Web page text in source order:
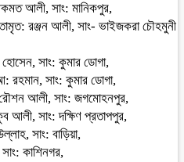
আলী, সাং: মানিকপুর,
রঞ্জন আলী, সাং- ভাইজকরা চৌহমুনী
সাং: কুমার ডোগা,
সাং: কুমার ডোগা,
আলী, সাং: জগমোহনপুর,
আলী, সাং: দক্ষিণ প্রতাপপুর,
সাং: বাড়িয়া,
কাশিনগর,